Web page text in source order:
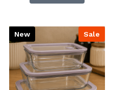
Sale
New